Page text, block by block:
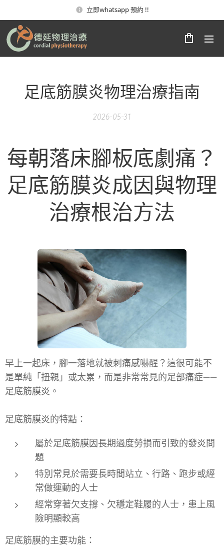
立即whatsapp 預約 !!
足底筋膜炎物理治療指南
2026-05-31
每朝落床腳板底劇痛？
足底筋膜炎成因與物理
治療根治方法
早上一起床，腳一落地就被刺痛感嚇醒？這很可能不
是單純「扭親」或太累，而是非常常見的足部痛症——
足底筋膜炎。
足底筋膜炎的特點：
屬於足底筋膜因長期過度勞損而引致的發炎問
題
特別常見於需要長時間站立、行路、跑步或經
常做運動的人士
經常穿著欠支撐、欠穩定鞋履的人士，患上風
險明顯較高
足底筋膜的主要功能：